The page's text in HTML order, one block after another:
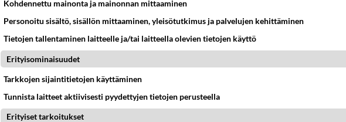
08.03.2026 09:24
Kohdennettu mainonta ja mainonnan mittaaminen
Personoitu sisältö, sisällön mittaaminen, yleisötutkimus ja palvelujen kehittäminen
Tietojen tallentaminen laitteelle ja/tai laitteella olevien tietojen käyttö
Erityisominaisuudet
Tarkkojen sijaintitietojen käyttäminen
Tunnista laitteet aktiivisesti pyydettyjen tietojen perusteella
Erityiset tarkoitukset